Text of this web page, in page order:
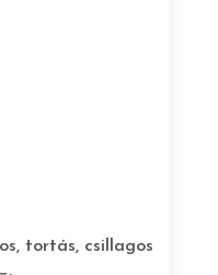
tortás, csillagos